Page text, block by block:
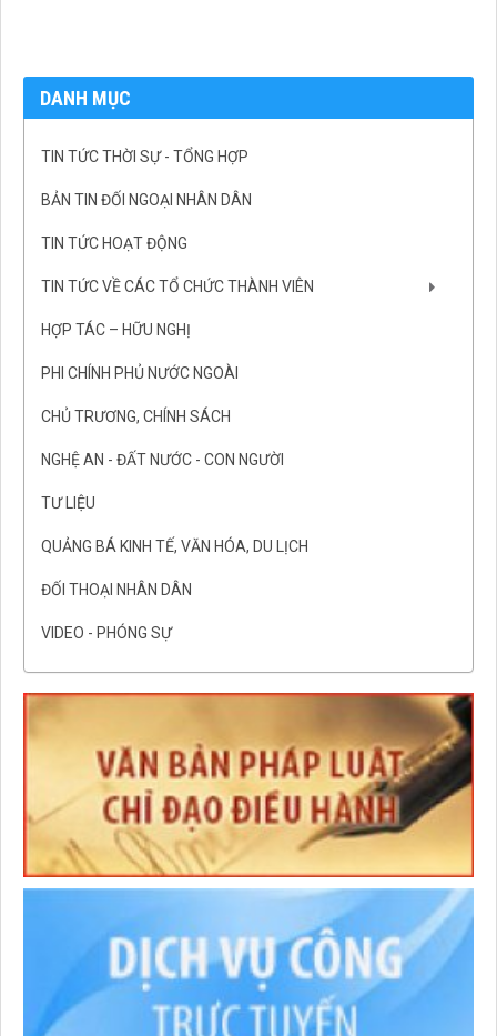
DANH MỤC
TIN TỨC THỜI SỰ - TỔNG HỢP
BẢN TIN ĐỐI NGOẠI NHÂN DÂN
TIN TỨC HOẠT ĐỘNG
TIN TỨC VỀ CÁC TỔ CHỨC THÀNH VIÊN
HỢP TÁC – HỮU NGHỊ
PHI CHÍNH PHỦ NƯỚC NGOÀI
CHỦ TRƯƠNG, CHÍNH SÁCH
NGHỆ AN - ĐẤT NƯỚC - CON NGƯỜI
TƯ LIỆU
QUẢNG BÁ KINH TẾ, VĂN HÓA, DU LỊCH
ĐỐI THOẠI NHÂN DÂN
VIDEO - PHÓNG SỰ